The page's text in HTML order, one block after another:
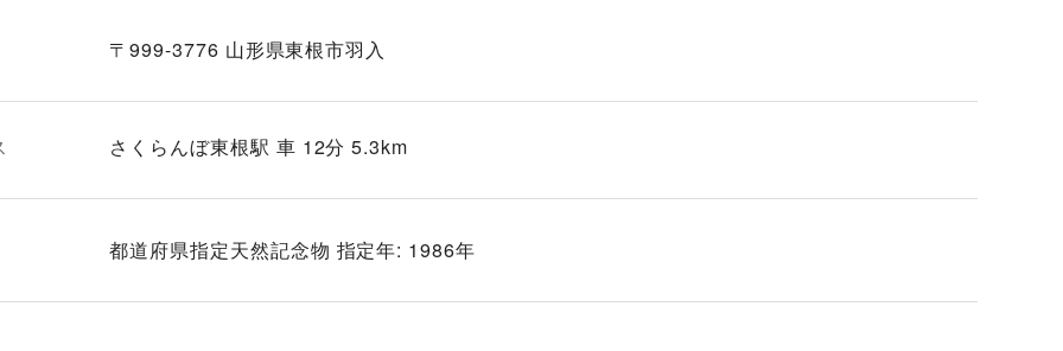
〒999-3776 山形県東根市羽入
さくらんぼ東根駅 車 12分 5.3km
都道府県指定天然記念物 指定年: 1986年